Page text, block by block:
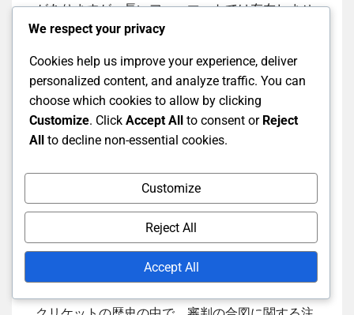
がありますが、長いフォーマットでは存在しませ
ん。
これらのニュアンスを理解することは、選手やフ
ァンにとって重要です。各フォーマットで使用さ
れる特定の合図に慣れることで、ゲームやそのル
ールへの全体的な理解が深まります。審判は、フ
ォーマットに応じて合図を適応させるように訓練
されており、ゲームがすべての関係者にとって明
確でアクセスしやすいものとなるようにしていま
す。
注目すべき合図の論争
We respect your privacy
Cookies help us improve your experience, deliver
personalized content, and analyze traffic. You can
choose which cookies to allow by clicking
Customize. Click Accept All to consent or Reject
All to decline non-essential cookies.
Customize
Reject All
Accept All